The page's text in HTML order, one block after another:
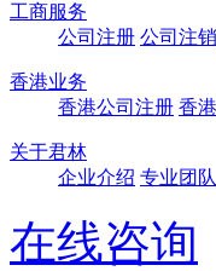
工商服务
公司注册 公司注销
香港业务
香港公司注册 香
关于君林
企业介绍 专业团队
在线咨询